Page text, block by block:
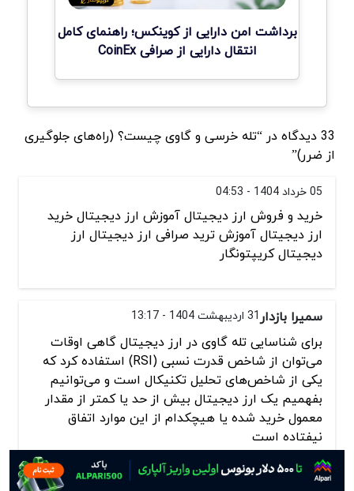
برداشت امن دارایی از کوینکس؛ راهنمای کامل
انتقال دارایی از صرافی CoinEx
33 دیدگاه در “تله خرسی و گاوی چیست؟ (راه‌های جلوگیری
از ضرر)”
05 خرداد 1404 - 04:53
خرید و فروش ارز دیجیتال آموزش ارز دیجیتال خرید
ارز دیجیتال آموزش ترید صرافی ارز دیجیتال ارز
دیجیتال کریپتونگار
سمیرا بازدار31 اردیبهشت 1404 - 13:17
برای شناسایی تله گاوی در ارز دیجیتال گاهی اوقات
می‌توان از شاخص قدرت نسبی (RSI) استفاده کرد که
یکی از شاخص‌های تحلیل تکنیکال است و می‌توانیم
بفهمیم یک ارز دیجیتال بیش ‌از حد یا کمتر‌ ا‌ز مقدار
معمول خرید شده یا هیچکدام از این موارد اتفاق
نیفتاده است